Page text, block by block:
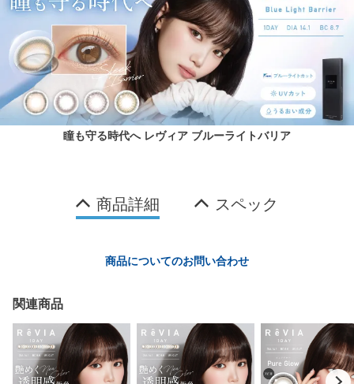
瞳も守る時代へ レヴィア ブルーライトバリア
商品詳細 スペック
商品についてのお問い合わせ
関連商品